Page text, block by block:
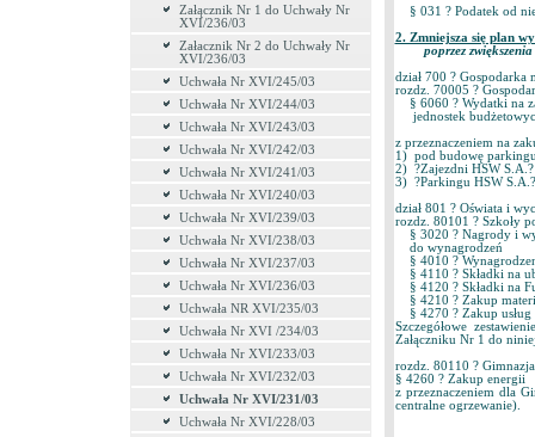
Załącznik Nr 1 do Uchwały Nr
XVI/236/03
Załacznik Nr 2 do Uchwały Nr
XVI/236/03
Uchwała Nr XVI/245/03
Uchwała Nr XVI/244/03
Uchwała Nr XVI/243/03
Uchwała Nr XVI/242/03
Uchwała Nr XVI/241/03
Uchwała Nr XVI/240/03
Uchwała Nr XVI/239/03
Uchwała Nr XVI/238/03
Uchwała Nr XVI/237/03
Uchwała Nr XVI/236/03
Uchwała NR XVI/235/03
Uchwała Nr XVI /234/03
Uchwała Nr XVI/233/03
Uchwała Nr XVI/232/03
Uchwała Nr XVI/231/03
Uchwała Nr XVI/228/03
§ 031 ? Podatek od
2. Zmniejsza się plan
poprzez
dział 700 ?
rozdz. 70005 ?
§ 6060 ? Wydatki na
jednostek
z przeznaczeniem na
1) pod budowę
2) ?Zajezdni HSW
3) ?Parkingu HSW
dział 801 ?
rozdz. 80101 ?
§ 3020 ? Nagrody i
do
§ 4010 ?
§ 4110 ? Składki na
§ 4120 ? Składki na
§ 4210 ? Zakup
§ 4270 ? Zakup
Szczegółowe
Załączniku Nr 1 do
rozdz. 80110 ?
§ 4260 ? Zakup
z przeznaczeniem dla
centralne ogrzewanie).